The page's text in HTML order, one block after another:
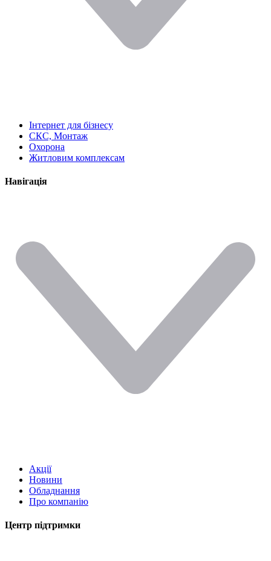
Інтернет для бізнесу
СКС, Монтаж
Охорона
Житловим комплексам
Навігація
Акції
Новини
Обладнання
Про компанію
Центр підтримки